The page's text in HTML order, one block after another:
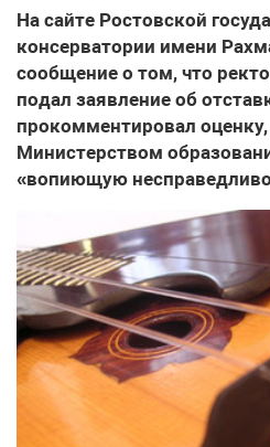
На сайте Ростовской
консерватории имени
сообщение о том, что
подал заявление об
прокомментировал
Министерством
«вопиющую